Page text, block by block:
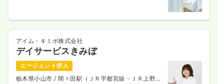
アイム・キミボ株式会社
デイサービスきみぼ
エージェント求人
栃木県小山市 / 間々田駅（ＪＲ宇都宮線・ＪＲ上野東